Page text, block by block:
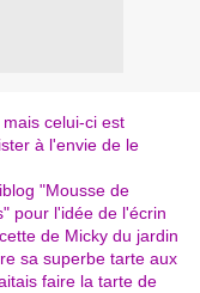
celui-ci est
à l'envie de le
"Mousse de
pour l'idée de l'écrin
de Micky du jardin
sa superbe tarte aux
faire la tarte de